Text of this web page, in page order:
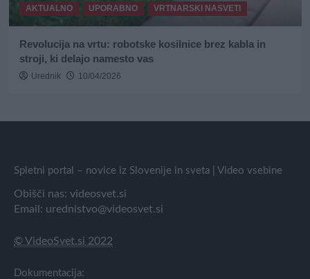
AKTUALNO UPORABNO VRTNARSKI NASVETI
Revolucija na vrtu: robotske kosilnice brez kabla in
stroji, ki delajo namesto vas
Urednik 10/04/2026
Spletni portal – novice iz Slovenije in sveta | Video vsebine
Obišči nas: videosvet.si
Email: urednistvo@videosvet.si
© VideoSvet.si 2022
Dokumentacija: